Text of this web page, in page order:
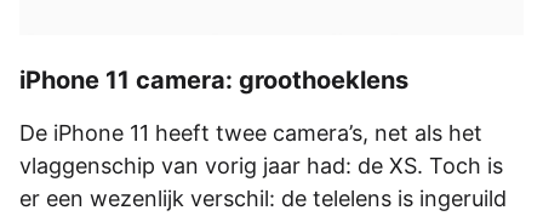
iPhone 11 camera: groothoeklens
De iPhone 11 heeft twee camera’s, net als het
vlaggenschip van vorig jaar had: de XS. Toch is
er een wezenlijk verschil: de telelens is ingeruild